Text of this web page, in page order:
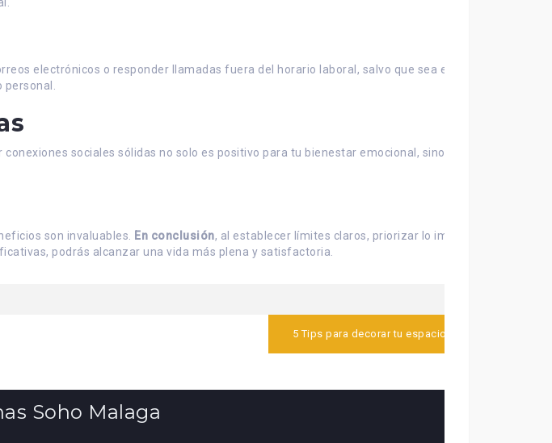
electrónicos o responder llamadas fuera del horario laboral, salvo que sea estrictamente
sociales sólidas no solo es positivo para tu bienestar emocional, sino que también
son invaluables. En conclusión, al establecer límites claros, priorizar lo importante,
podrás alcanzar una vida más plena y satisfactoria.
5 Tips para decorar tu espacio de trabajo
Soho Malaga